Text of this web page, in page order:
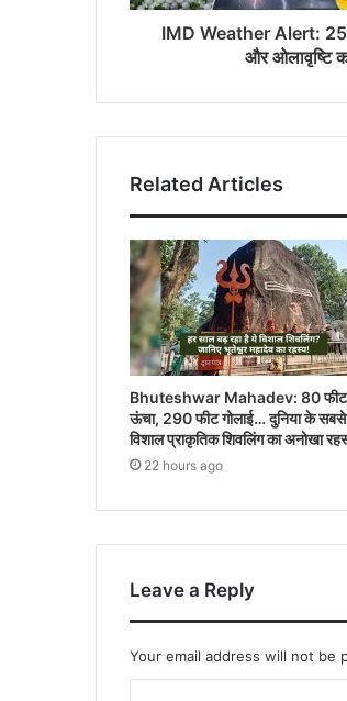
IMD Weather Alert: 25
और ओलावृष्टि
Related Articles
Bhuteshwar Mahadev: 80 फीट
ऊंचा, 290 फीट गोलाई… दुनिया के सबसे
विशाल प्राकृतिक शिवलिंग का अनोखा
22 hours ago
Leave a Reply
Your email address will not be